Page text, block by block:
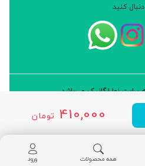
410,000 تومان
کنید
سایت نوا ارگانیک می‌باشد.
سورن ایرانیان (نرم افزار سارب)
همه محصولات ورود